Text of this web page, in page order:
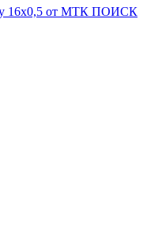
16х0,5 от МТК ПОИСК